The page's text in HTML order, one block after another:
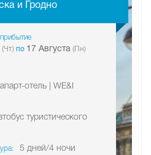
и Гродно
(Чт) по 17 Августа (Пн)
апарт-отель | WE&I
туристического
5 дней/4 ночи